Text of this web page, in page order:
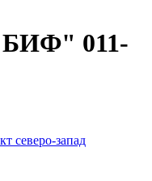
011-
северо-запад